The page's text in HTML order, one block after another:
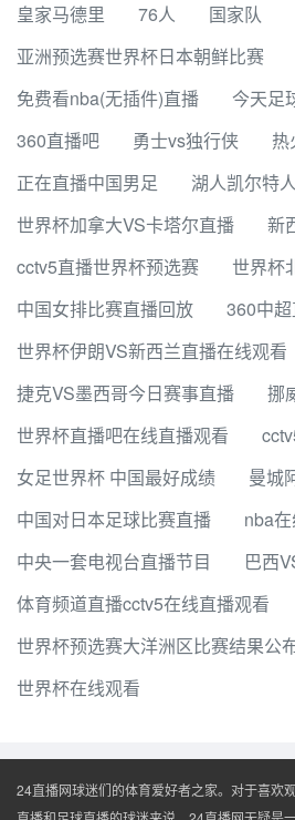
皇家马德里
76人
国家队
亚洲预选赛世界杯日本朝鲜比赛
免费看nba(无插件)直播
今天足
360直播吧
勇士vs独行侠
热
正在直播中国男足
湖人凯尔特
世界杯加拿大VS卡塔尔直播
新
cctv5直播世界杯预选赛
世界杯
中国女排比赛直播回放
360中
世界杯伊朗VS新西兰直播在线观看
捷克VS墨西哥今日赛事直播
挪
世界杯直播吧在线直播观看
女足世界杯 中国最好成绩
曼城
中国对日本足球比赛直播
nba
中央一套电视台直播节目
巴西
体育频道直播cctv5在线直播观看
世界杯预选赛大洋洲区比赛结果公
世界杯在线观看
24直播网球迷们的体育爱好者之家。对于喜欢